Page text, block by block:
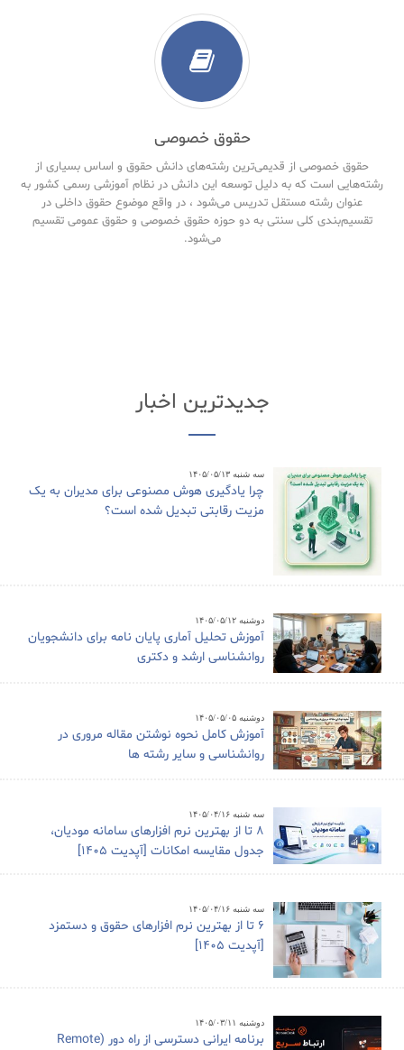
حقوق خصوصی
حقوق خصوصی از قدیمی‌ترین رشته‌های دانش حقوق و اساس بسیاری از
رشته‌هایی است که به دلیل توسعه این دانش در نظام آموزشی رسمی کشور به
عنوان رشته مستقل تدریس می‌شود ، در واقع موضوع حقوق داخلی در
تقسیم‌بندی کلی سنتی به دو حوزه حقوق خصوصی و حقوق‌ عمومی تقسیم
می‌شود.
جدیدترین اخبار
سه شنبه ۱۴۰۵/۰۵/۱۳
چرا یادگیری هوش مصنوعی برای مدیران به یک
مزیت رقابتی تبدیل شده است؟
دوشنبه ۱۴۰۵/۰۵/۱۲
آموزش تحلیل آماری پایان نامه برای دانشجویان
روانشناسی ارشد و دکتری
دوشنبه ۱۴۰۵/۰۵/۰۵
آموزش کامل نحوه نوشتن مقاله مروری در
روانشناسی و سایر رشته ها
سه شنبه ۱۴۰۵/۰۴/۱۶
8 تا از بهترین نرم افزارهای سامانه مودیان،
جدول مقایسه امکانات [آپدیت 1405]
سه شنبه ۱۴۰۵/۰۴/۱۶
6 تا از بهترین نرم افزارهای حقوق و دستمزد
[آپدیت 1405]
دوشنبه ۱۴۰۵/۰۳/۱۱
برنامه ایرانی دسترسی از راه دور (Remote